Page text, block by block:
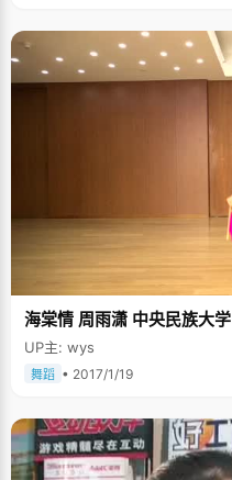
海棠情 周雨潇 中央民族大学
UP主: wys
舞蹈 • 2017/1/19